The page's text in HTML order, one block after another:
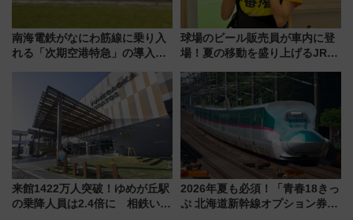
南海電鉄がなにわ筋線に乗り入
れる「次期空港特急」の導入を
日本初の鉄道デザイン
球場のビール販売員が車内に登
場！夏の移動を盛り上げるJR九
月7日限定 ソフトバンクホーク
スとコラボ
来館1422万人突破！ゆめが丘駅
の乗降人員は2.4倍に 相鉄いず
2026年夏も必須！「青春18きっ
ぷ 北海道新幹線オプション券」